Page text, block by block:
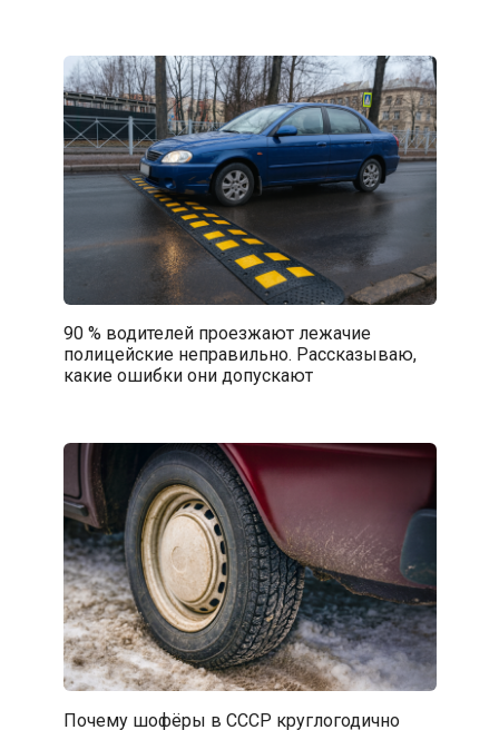
90 % водителей проезжают лежачие
полицейские неправильно. Рассказываю,
какие ошибки они допускают
Почему шофёры в СССР круглогодично